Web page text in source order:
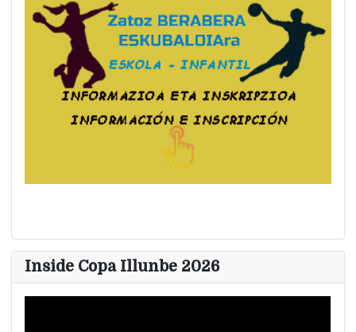
Inside Copa Illunbe 2026